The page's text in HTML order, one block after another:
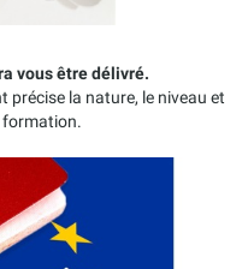
vous être délivré.
précise la nature, le niveau et
formation.